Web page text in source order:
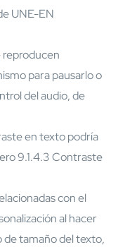
UNE-EN
reproducen
para pausarlo o
del audio, de
en texto podría
9.1.4.3 Contraste
con el
al hacer
de tamaño del texto,